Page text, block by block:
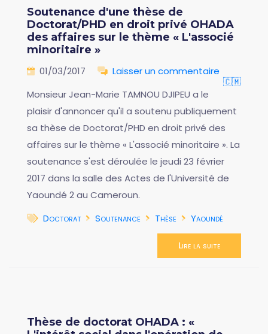
Soutenance d'une thèse de
Doctorat/PHD en droit privé OHADA
des affaires sur le thème « L'associé
minoritaire »
01/03/2017
Laisser un commentaire
🇨🇲
Monsieur Jean-Marie TAMNOU DJIPEU a le
plaisir d'annoncer qu'il a soutenu publiquement
sa thèse de Doctorat/PHD en droit privé des
affaires sur le thème « L'associé minoritaire ». La
soutenance s'est déroulée le jeudi 23 février
2017 dans la salle des Actes de l'Université de
Yaoundé 2 au Cameroun.
Doctorat
Soutenance Thèse Yaoundé
Lire la suite
Thèse de doctorat OHADA : «